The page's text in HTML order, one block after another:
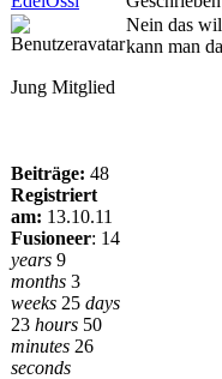
Jung Mitglied
Beiträge: 48
Registriert
am: 13.10.11
Fusioneer: 14
years 9
months 3
weeks 25 days
23 hours 50
minutes 26
seconds
Nein das
kann man